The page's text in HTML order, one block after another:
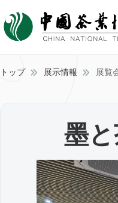
トップ 展示情報 展覧
墨